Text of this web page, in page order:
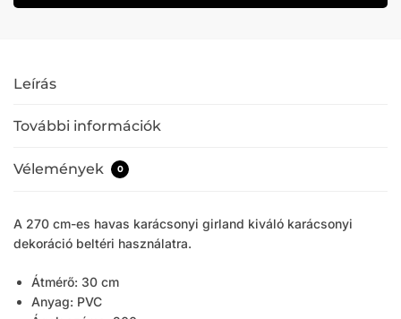
Leírás
További információk
Vélemények 0
A 270 cm-es havas karácsonyi girland kiváló karácsonyi
dekoráció beltéri használatra.
Átmérő: 30 cm
Anyag: PVC